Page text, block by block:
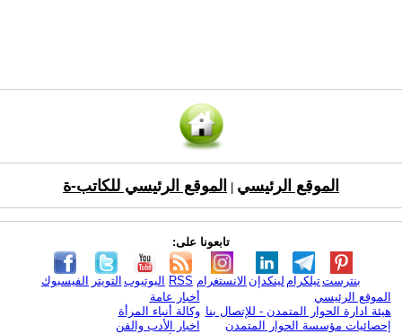
الموقع الرئيسي الموقع الرئيسي للكاتب-ة
تابعونا على:
الفيسبوك التويتر اليوتيوب RSS الانستغرام لينكدإن تيلكرامبنترست
الموقع الرئيسي
هيئة ادارة الحوار المتمدن - للإتصال بنا
إحصائيات مؤسسة الحوار المتمدن
أخبار عامة
وكالة أنباء المرأة
اخبار الأدب والفن